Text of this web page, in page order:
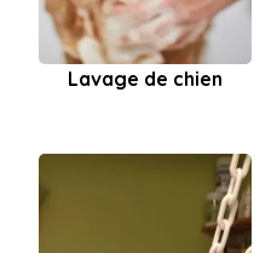
Lavage de chien